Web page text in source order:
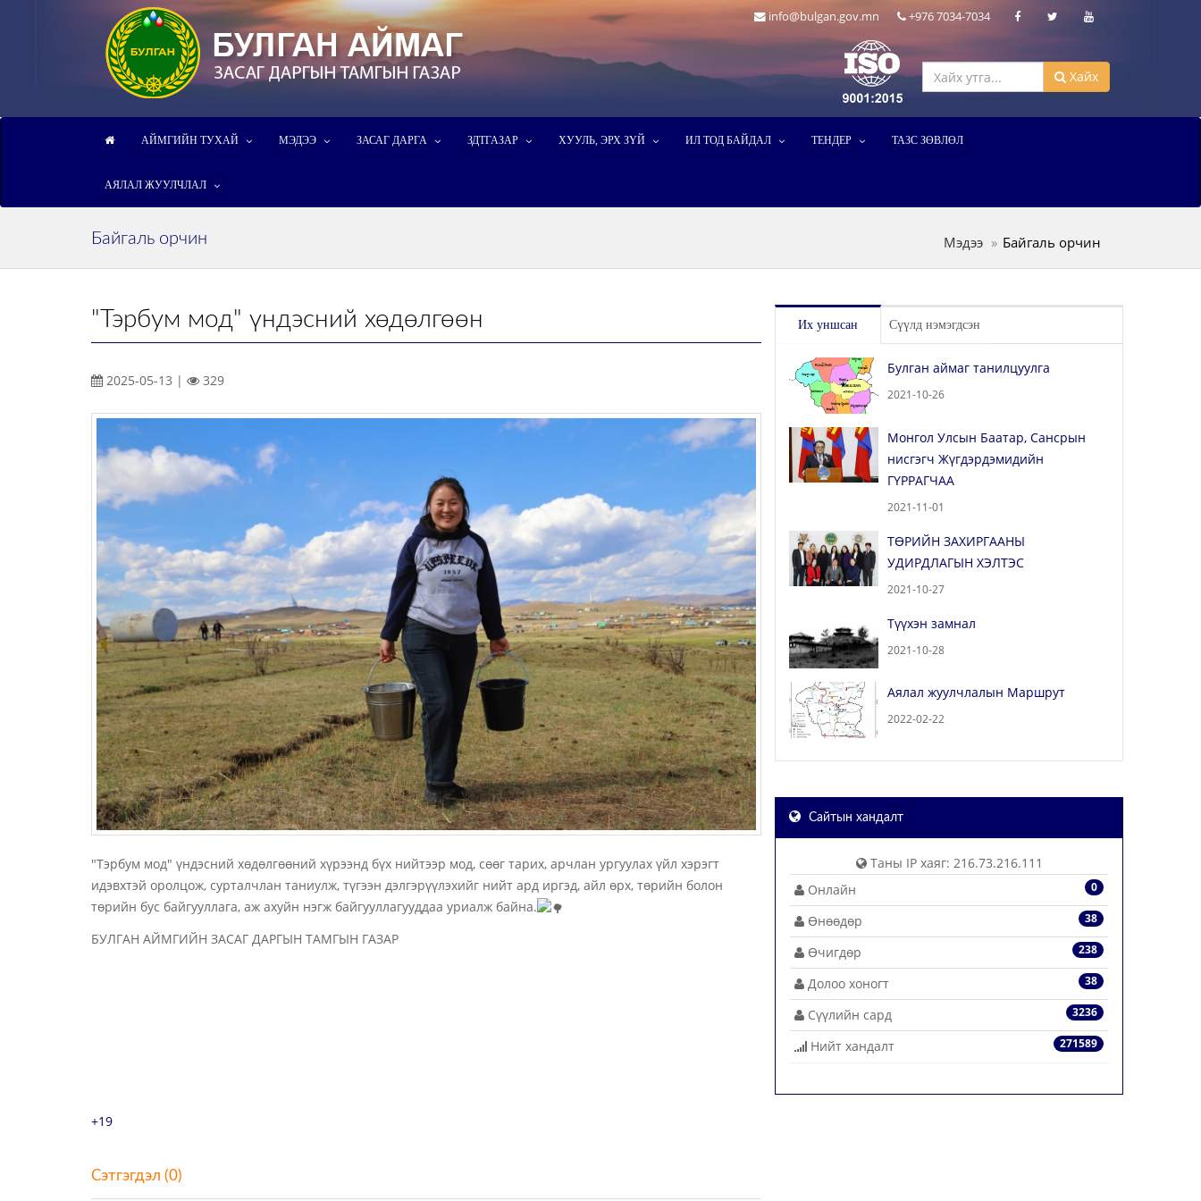
info@bulgan.gov.mn +976 7034-7034
Хайх
АЙМГИЙН ТУХАЙ МЭДЭЭ ЗАСАГ ДАРГА ЗДТГАЗАР ХУУЛЬ, ЭРХ ЗҮЙ ИЛ ТОД БАЙДАЛ ТЕНДЕР ТАЗС ЗӨВЛӨЛ
АЯЛАЛ ЖУУЛЧЛАЛ
Байгаль орчин Мэдээ Байгаль орчин
"Тэрбум мод" үндэсний хөдөлгөөн
2025-05-13 | 329
"Тэрбум мод" үндэсний хөдөлгөөний хүрээнд бүх нийтээр мод, сөөг тарих, арчлан ургуулах үйл хэрэгт
идэвхтэй оролцож, сурталчлан таниулж, түгээн дэлгэрүүлэхийг нийт ард иргэд, айл өрх, төрийн болон
төрийн бус байгууллага, аж ахуйн нэгж байгууллагууддаа уриалж байна.
БУЛГАН АЙМГИЙН ЗАСАГ ДАРГЫН ТАМГЫН ГАЗАР
+19
Сэтгэгдэл (0)
Их уншсан Сүүлд нэмэгдсэн
Булган аймаг танилцуулга
2021-10-26
Монгол Улсын Баатар, Сансрын
нисгэгч Жүгдэрдэмидийн
ГҮРРАГЧАА
2021-11-01
ТӨРИЙН ЗАХИРГААНЫ
УДИРДЛАГЫН ХЭЛТЭС
2021-10-27
Түүхэн замнал
2021-10-28
Аялал жуулчлалын Маршрут
2022-02-22
Сайтын хандалт
Таны IP хаяг: 216.73.216.111
0
Онлайн
38
Өнөөдөр
238
Өчигдөр
38
Долоо хоногт
3236
Сүүлийн сард
271589
Нийт хандалт